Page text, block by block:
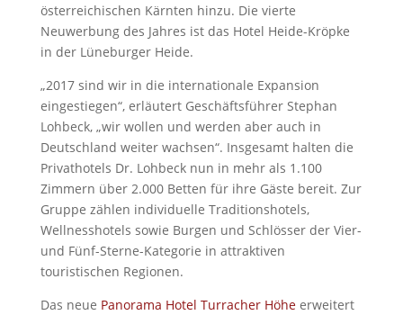
österreichischen Kärnten hinzu. Die vierte
Neuwerbung des Jahres ist das Hotel Heide-Kröpke
in der Lüneburger Heide.
„2017 sind wir in die internationale Expansion
eingestiegen“, erläutert Geschäftsführer Stephan
Lohbeck, „wir wollen und werden aber auch in
Deutschland weiter wachsen“. Insgesamt halten die
Privathotels Dr. Lohbeck nun in mehr als 1.100
Zimmern über 2.000 Betten für ihre Gäste bereit. Zur
Gruppe zählen individuelle Traditionshotels,
Wellnesshotels sowie Burgen und Schlösser der Vier-
und Fünf-Sterne-Kategorie in attraktiven
touristischen Regionen.
Das neue Panorama Hotel Turracher Höheerweitert